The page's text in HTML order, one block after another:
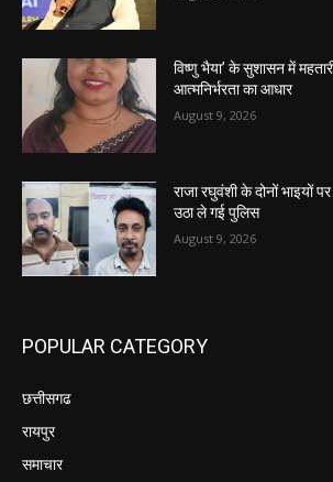
विष्णु भैया’ के सुशासन में
आत्मनिर्भरता का आधार
August 9, 2026
राजा रघुवंशी के दोनों भाइयों
उठा ले गई पुलिस
August 9, 2026
POPULAR CATEGORY
छत्तीसगढ
रायपुर
समाचार